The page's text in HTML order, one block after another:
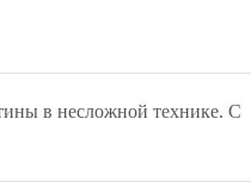
в несложной технике. С